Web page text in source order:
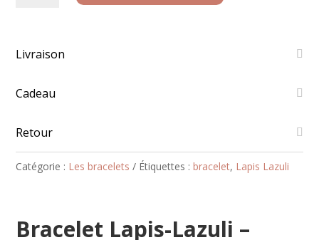
Lapis-
Livraison
Cadeau
Retour
Catégorie : Les bracelets Étiquettes :bracelet, Lapis Lazuli
Bracelet Lapis-Lazuli –